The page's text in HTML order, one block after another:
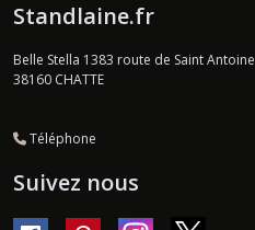
Standlaine.fr
Belle Stella 1383 route de Saint Antoine
38160 CHATTE
Téléphone
Suivez nous